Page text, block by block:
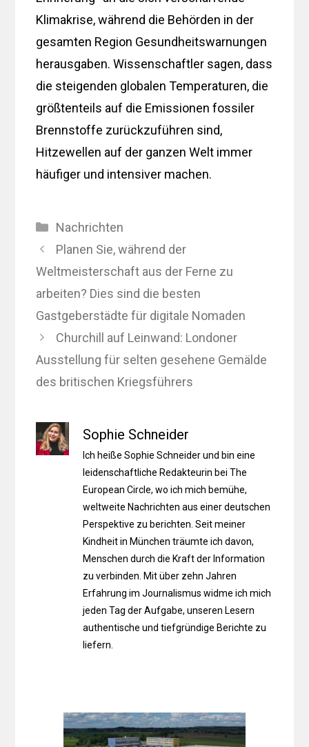
Klimakrise, während die Behörden in der
gesamten Region Gesundheitswarnungen
herausgaben. Wissenschaftler sagen, dass
die steigenden globalen Temperaturen, die
größtenteils auf die Emissionen fossiler
Brennstoffe zurückzuführen sind,
Hitzewellen auf der ganzen Welt immer
häufiger und intensiver machen.
Kategorien
Nachrichten
Planen Sie, während der
Weltmeisterschaft aus der Ferne zu
arbeiten? Dies sind die besten
Gastgeberstädte für digitale Nomaden
Churchill auf Leinwand: Londoner
Ausstellung für selten gesehene Gemälde
des britischen Kriegsführers
Sophie Schneider
Ich heiße Sophie Schneider und bin eine
leidenschaftliche Redakteurin bei The
European Circle, wo ich mich bemühe,
weltweite Nachrichten aus einer deutschen
Perspektive zu berichten. Seit meiner
Kindheit in München träumte ich davon,
Menschen durch die Kraft der Information
zu verbinden. Mit über zehn Jahren
Erfahrung im Journalismus widme ich mich
jeden Tag der Aufgabe, unseren Lesern
authentische und tiefgründige Berichte zu
liefern.